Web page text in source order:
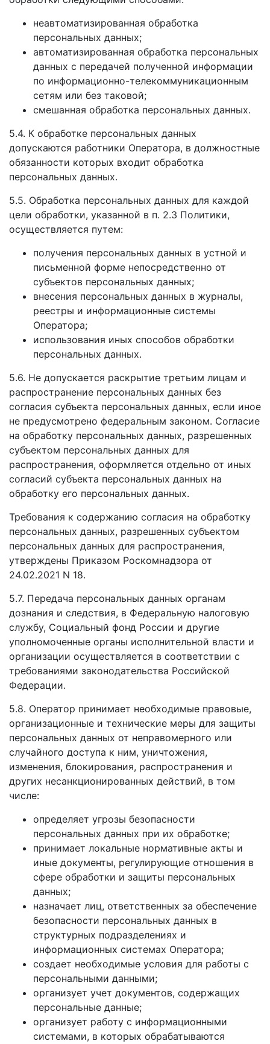
неавтоматизированная обработка
персональных данных;
автоматизированная обработка персональных
данных с передачей полученной информации
по информационно-телекоммуникационным
сетям или без таковой;
смешанная обработка персональных данных.
5.4. К обработке персональных данных
допускаются работники Оператора, в должностные
обязанности которых входит обработка
персональных данных.
5.5. Обработка персональных данных для каждой
цели обработки, указанной в п. 2.3 Политики,
осуществляется путем:
получения персональных данных в устной и
письменной форме непосредственно от
субъектов персональных данных;
внесения персональных данных в журналы,
реестры и информационные системы
Оператора;
использования иных способов обработки
персональных данных.
5.6. Не допускается раскрытие третьим лицам и
распространение персональных данных без
согласия субъекта персональных данных, если иное
не предусмотрено федеральным законом. Согласие
на обработку персональных данных, разрешенных
субъектом персональных данных для
распространения, оформляется отдельно от иных
согласий субъекта персональных данных на
обработку его персональных данных.
Требования к содержанию согласия на обработку
персональных данных, разрешенных субъектом
персональных данных для распространения,
утверждены Приказом Роскомнадзора от
24.02.2021 N 18.
5.7. Передача персональных данных органам
дознания и следствия, в Федеральную налоговую
службу, Социальный фонд России и другие
уполномоченные органы исполнительной власти и
организации осуществляется в соответствии с
требованиями законодательства Российской
Федерации.
5.8. Оператор принимает необходимые правовые,
организационные и технические меры для защиты
персональных данных от неправомерного или
случайного доступа к ним, уничтожения,
изменения, блокирования, распространения и
других несанкционированных действий, в том
числе:
определяет угрозы безопасности
персональных данных при их обработке;
принимает локальные нормативные акты и
иные документы, регулирующие отношения в
сфере обработки и защиты персональных
данных;
назначает лиц, ответственных за обеспечение
безопасности персональных данных в
структурных подразделениях и
информационных системах Оператора;
создает необходимые условия для работы с
персональными данными;
организует учет документов, содержащих
персональные данные;
организует работу с информационными
системами, в которых обрабатываются